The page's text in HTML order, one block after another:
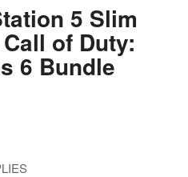
5 Slim
of Duty:
6 Bundle